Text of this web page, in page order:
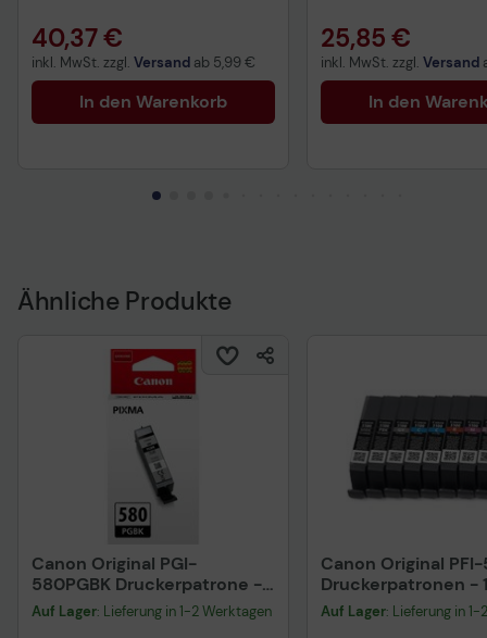
40,37 €
inkl. MwSt. zzgl. Versand ab 5,99 €
In den Warenkorb
25,85 €
inkl. MwSt. zzgl. Versand
In den
Ähnliche Produkte
Canon Original PGI-
580PGBK Druckerpatrone -
schwarz 200 Seiten
Auf Lager: Lieferung in 1-2 Werktagen
Canon Original
Druckerpatronen -
Multipack C, M, Y, PBK, MBK,
GY, PC, PM, R, CO
Auf Lager: Lieferung in